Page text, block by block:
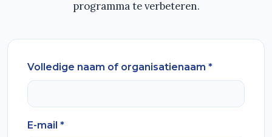
programma te verbeteren.
Volledige naam of organisatienaam *
E-mail *